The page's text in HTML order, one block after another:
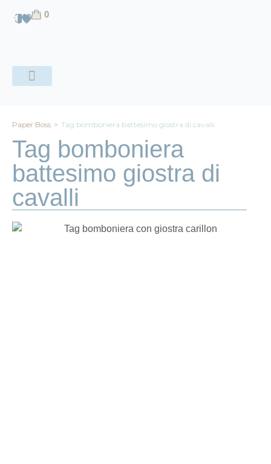
0
Paper Boss > Tag bomboniera battesimo giostra di cavalli
Tag bomboniera
battesimo giostra di
cavalli